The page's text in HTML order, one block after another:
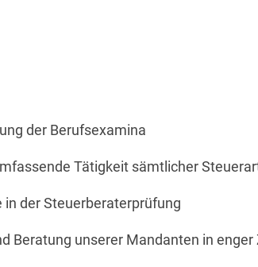
der Berufsexamina
Tätigkeit sämtlicher
der Steuerberaterprüfung
Beratung unserer Mandanten in